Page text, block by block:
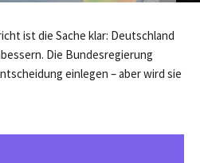
ist die Sache klar: Deutschland
Die Bundesregierung
einlegen – aber wird sie